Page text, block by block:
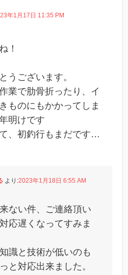
年1月17日 11:35 PM
！
うございます。
業で肋骨折ったり、イ
ものにもかかってしま
明けです
、初釣行もまだです…
より:2023年1月18日 6:55 AM
ない件、ご連絡頂い
応遅くなってすみま
識と技術が低いのも
と対応出来ました。